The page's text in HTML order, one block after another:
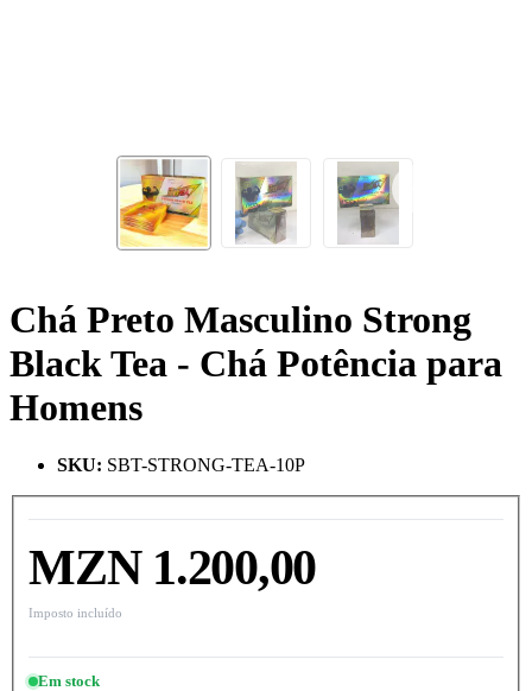
Chá Preto Masculino Strong
Black Tea - Chá Potência para
Homens
SKU: SBT-STRONG-TEA-10P
MZN 1.200,00
Imposto incluído
Em stock